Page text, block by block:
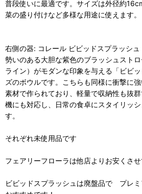
普段使いに最適です。サイズは外径約
菜の盛り付けなど多様な用途に使えます。
右側の器: コレール ビビッドスプラッシュ
勢いのある大胆な紫色のブラッシュスト
ライン）がモダンな印象を与える「ビビ
ズのボウルです。こちらも同様に衝撃に
素材で作られており、軽量で収納性も抜
機にも対応し、日常の食卓にスタイリッ
す。
それぞれ未使用品です
フェアリーフローラは他店よりお安くさ
ビビッドスプラッシュは廃盤品で プレ